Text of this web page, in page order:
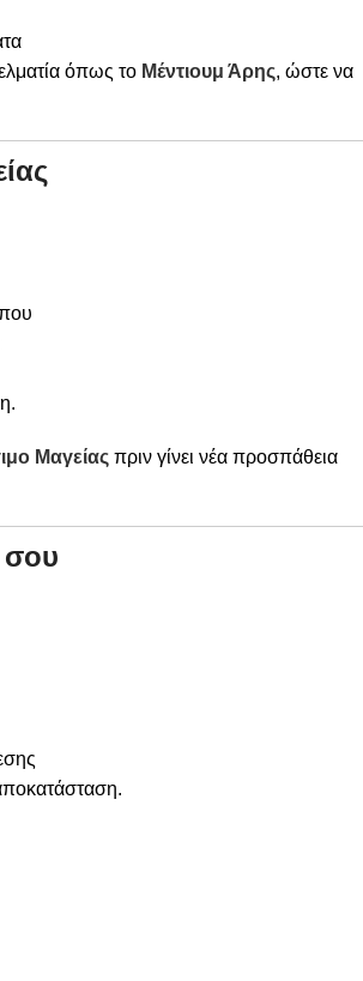
όπως το Μέντιουμ Άρης, ώστε να
Μαγείαςπριν γίνει νέα προσπάθεια
σου